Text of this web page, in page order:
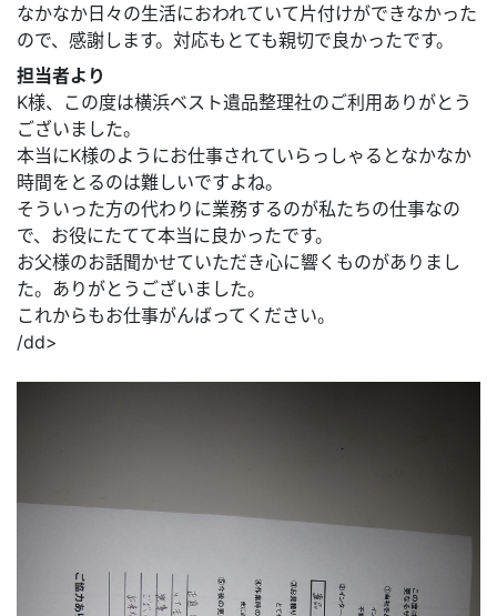
なかなか日々の生活におわれていて片付けができなかった
ので、感謝します。対応もとても親切で良かったです。
担当者より
K様、この度は横浜ベスト遺品整理社のご利用ありがとう
ございました。
本当にK様のようにお仕事されていらっしゃるとなかなか
時間をとるのは難しいですよね。
そういった方の代わりに業務するのが私たちの仕事なの
で、お役にたてて本当に良かったです。
お父様のお話聞かせていただき心に響くものがありまし
た。ありがとうございました。
これからもお仕事がんばってください。
/dd>